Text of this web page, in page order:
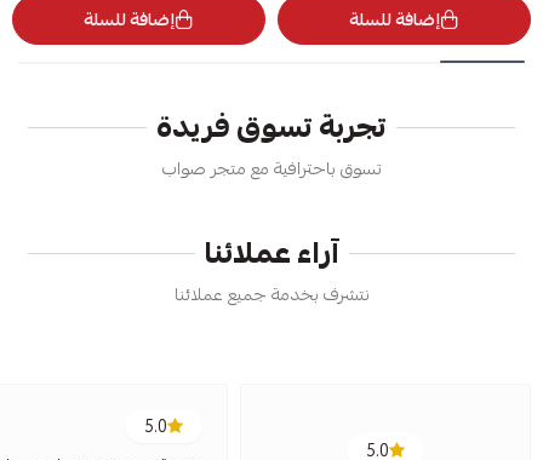
إضافة للسلة إضافة للسلة
تجربة تسوق فريدة
تسوق باحترافية مع متجر صواب
آراء عملائنا
نتشرف بخدمة جميع عملائنا
5.0
5.0